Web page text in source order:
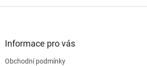
v
Informace pro vás
Obchodní podmínky